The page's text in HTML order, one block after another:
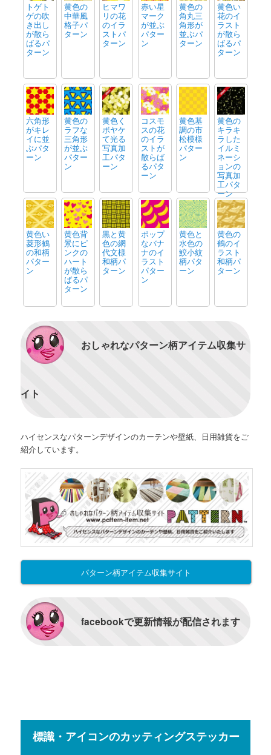
トゲト
ゲの吹
き出し
が散ら
ばるパ
ターン
黄色の
中華風
格子パ
ターン
ヒマワ
リの花
のイラ
ストパ
ターン
赤い星
マーク
が並ぶ
パター
ン
黄色の
角丸三
角形が
並ぶパ
ターン
黄色い
花のイ
ラスト
が散ら
ばるパ
ターン
六角形
がキレ
イに並
ぶパタ
ーン
黄色の
ラフな
三角形
が並ぶ
パター
ン
黄色く
ボヤケ
て光る
写真加
工パタ
ーン
コスモ
スの花
のイラ
ストが
散らば
るパタ
ーン
黄色基
調の市
松模様
パター
ン
黄色の
キラキ
ラした
イルミ
ネーシ
ョンの
写真加
工パタ
ーン
黄色い
菱形鶴
の和柄
パター
ン
黄色背
景にピ
ンクの
ハート
が散ら
ばるパ
ターン
黒と黄
色の網
代文様
和柄パ
ターン
ポップ
なバナ
ナのイ
ラスト
パター
ン
黄色と
水色の
鮫小紋
柄パタ
ーン
黄色の
鶴のイ
ラスト
和柄パ
ターン
おしゃれなパターン柄アイテム収集サ
イト
ハイセンスなパターンデザインのカーテンや壁紙、日用雑貨をご
紹介しています。
パターン柄アイテム収集サイト
facebookで更新情報が配信されます
標識・アイコンのカッティングステッカー